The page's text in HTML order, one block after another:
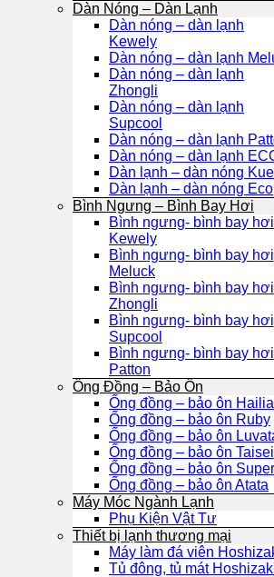
Dàn Nóng – Dàn Lạnh
Dàn nóng – dàn lạnh
Kewely
Dàn nóng – dàn lạnh
Dàn nóng – dàn lạnh
Zhongli
Dàn nóng – dàn lạnh
Supcool
Dàn nóng – dàn lạnh
Dàn nóng – dàn lạnh
Dàn lạnh – dàn nóng
Dàn lạnh – dàn nóng Eco
Bình Ngưng – Bình Bay Hơi
Bình ngưng- bình bay hơi
Kewely
Bình ngưng- bình bay hơi
Meluck
Bình ngưng- bình bay hơi
Zhongli
Bình ngưng- bình bay hơi
Supcool
Bình ngưng- bình bay hơi
Patton
Ống Đồng – Bảo Ôn
Ống đồng – bảo ôn
Ống đồng – bảo ôn Ruby
Ống đồng – bảo ôn
Ống đồng – bảo ôn Taisei
Ống đồng – bảo ôn
Ống đồng – bảo ôn Atata
Máy Móc Ngành Lạnh
Phụ Kiện Vật Tư
Thiết bị lạnh thương mại
Máy làm đá viên
Tủ đông, tủ mát